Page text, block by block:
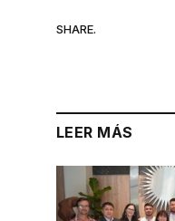
SHARE.
LEER MÁS